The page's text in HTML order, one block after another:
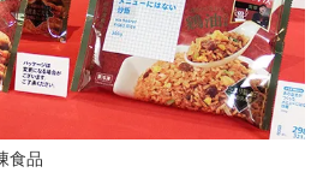
食品